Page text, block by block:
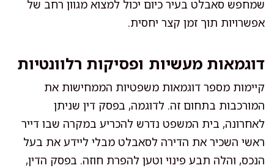
שמחפש סאבלט בעיר כיום יכול למצוא מגוון רחב של
אפשרויות תוך זמן קצר יחסית.
דוגמאות מעשיות ופסיקות רלוונטיות
קיימות מספר דוגמאות משפטיות הממחישות את
המורכבות בתחום זה. לדוגמה, בפסק דין שניתן
לאחרונה, בית המשפט נדרש להכריע במקרה שבו דייר
ראשי השכיר את הדירה לסאבלט מבלי ליידע את בעל
הנכס, והלה תבע פינוי וטען להפרת חוזה. בפסק הדין,